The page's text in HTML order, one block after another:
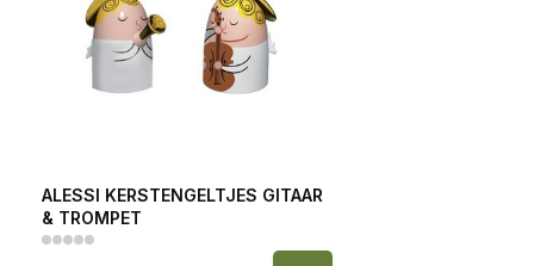
ALESSI KERSTENGELTJES GITAAR
& TROMPET